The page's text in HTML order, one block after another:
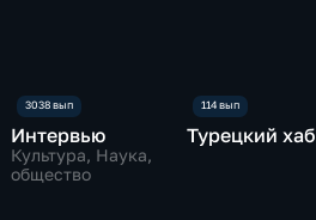
Интервью
Культура, Наука,
общество
Турецкий хаб